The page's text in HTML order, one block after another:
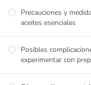
Precauciones y
aceites esenciales
Posibles
experimentar con